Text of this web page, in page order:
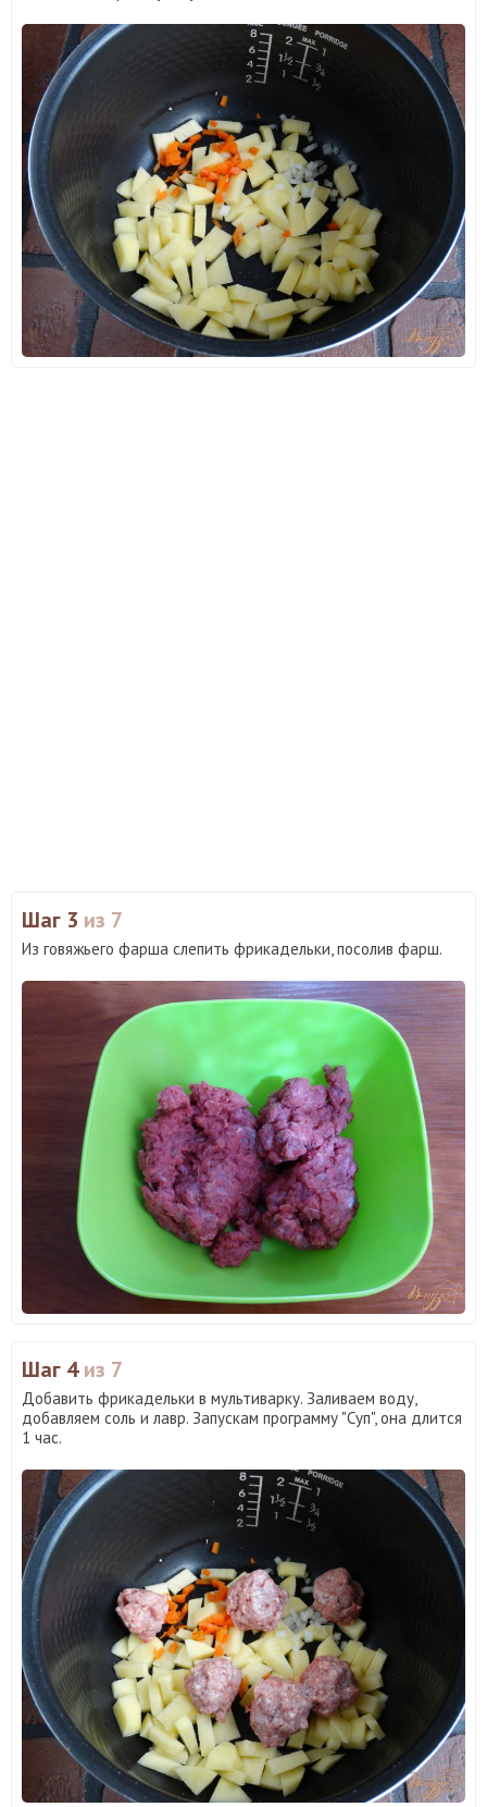
Шаг 3 из 7
Из говяжьего фарша слепить фрикадельки, посолив фарш.
Шаг 4из 7
Добавить фрикадельки в мультиварку. Заливаем воду,
добавляем соль и лавр. Запускам программу "Суп", она длится
1 час.